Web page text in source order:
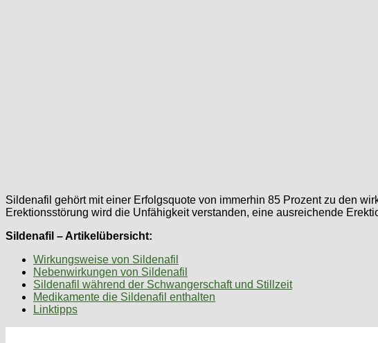
Sildenafil gehört mit einer Erfolgsquote von immerhin 85 Prozent zu den
Erektionsstörung wird die Unfähigkeit verstanden, eine ausreichende
Sildenafil – Artikelübersicht:
Wirkungsweise von Sildenafil
Nebenwirkungen von Sildenafil
Sildenafil während der Schwangerschaft und Stillzeit
Medikamente die Sildenafil enthalten
Linktipps